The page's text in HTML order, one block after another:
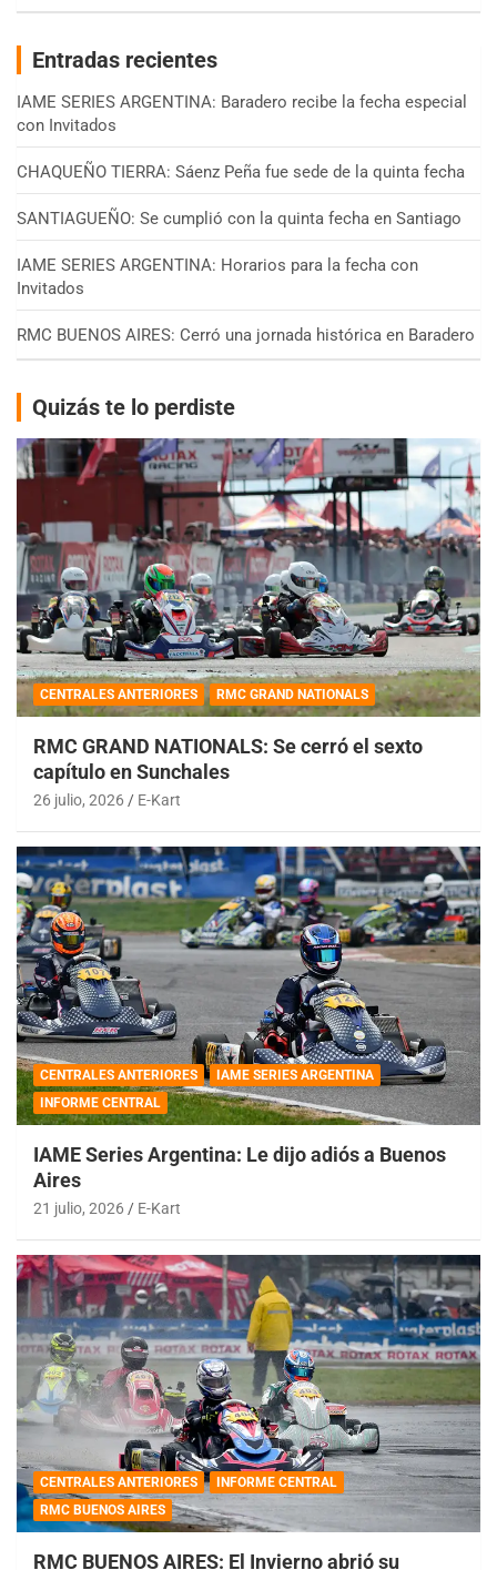
Entradas recientes
IAME SERIES ARGENTINA: Baradero recibe la fecha especial
con Invitados
CHAQUEÑO TIERRA: Sáenz Peña fue sede de la quinta fecha
SANTIAGUEÑO: Se cumplió con la quinta fecha en Santiago
IAME SERIES ARGENTINA: Horarios para la fecha con
Invitados
RMC BUENOS AIRES: Cerró una jornada histórica en Baradero
Quizás te lo perdiste
CENTRALES ANTERIORES RMC GRAND NATIONALS
RMC GRAND NATIONALS: Se cerró el sexto
capítulo en Sunchales
26 julio, 2026 E-Kart
CENTRALES ANTERIORES
IAME SERIES ARGENTINA
INFORME CENTRAL
IAME Series Argentina: Le dijo adiós a Buenos
Aires
21 julio, 2026 E-Kart
CENTRALES ANTERIORES
INFORME CENTRAL
RMC BUENOS AIRES
RMC BUENOS AIRES: El Invierno abrió su